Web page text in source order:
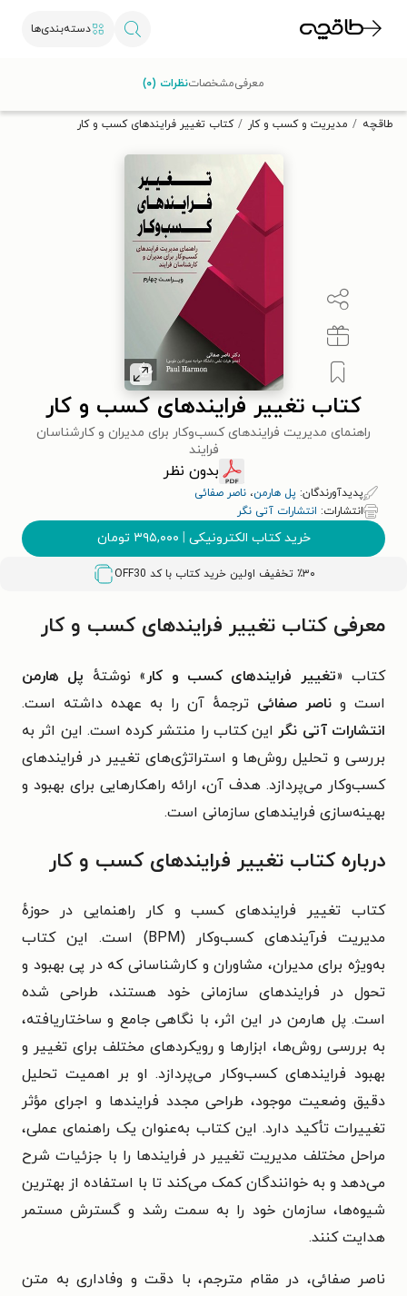
دسته‌بندی‌ها
تخفیف از طاقچه دریافت کن.
طاقچه مدیریت و کسب و کار کتاب تغییر فرایندهای کسب و کار
کتاب تغییر فرایندهای کسب و کار
راهنمای مدیریت فرایندهای کسب‌وکار برای مدیران و کارشناسان
فرایند
بدون نظر
پدیدآورندگان: پل هارمن، ناصر صفائی
انتشارات: انتشارات آتی نگر
خرید کتاب الکترونیکی | ۳۹۵,۰۰۰ تومان
٪۳۰ تخفیف اولین خرید کتاب با کد OFF30
معرفیمشخصاتنظرات (۰)
معرفی کتاب تغییر فرایندهای کسب و کار
کتاب «تغییر فرایندهای کسب و کار » نوشتهٔ پل هارمن
است و ناصر صفائی ترجمهٔ آن را به عهده داشته است.
انتشارات آتی نگر این کتاب را منتشر کرده است. این اثر به
بررسی و تحلیل روش‌ها و استراتژی‌های تغییر در فرایندهای
کسب‌و‌کار می‌پردازد. هدف آن، ارائه راهکارهایی برای بهبود و
بهینه‌سازی فرایندهای سازمانی است.
درباره کتاب تغییر فرایندهای کسب‌ و کار
کتاب تغییر فرایندهای کسب‌ و کار راهنمایی در حوزهٔ
مدیریت فرآیندهای کسب‌وکار (BPM) است. این کتاب
به‌ویژه برای مدیران، مشاوران و کارشناسانی که در پی بهبود و
تحول در فرایندهای سازمانی خود هستند، طراحی شده
است. پل هارمن در این اثر، با نگاهی جامع و ساختاریافته،
به بررسی روش‌ها، ابزارها و رویکردهای مختلف برای تغییر و
بهبود فرایندهای کسب‌وکار می‌پردازد. او بر اهمیت تحلیل
دقیق وضعیت موجود، طراحی مجدد فرایندها و اجرای مؤثر
تغییرات تأکید دارد. این کتاب به‌عنوان یک راهنمای عملی،
مراحل مختلف مدیریت تغییر در فرایندها را با جزئیات شرح
می‌دهد و به خوانندگان کمک می‌کند تا با استفاده از بهترین
شیوه‌ها، سازمان خود را به سمت رشد و گسترش مستمر
هدایت کنند.
ناصر صفائی، در مقام مترجم، با دقت و وفاداری به متن